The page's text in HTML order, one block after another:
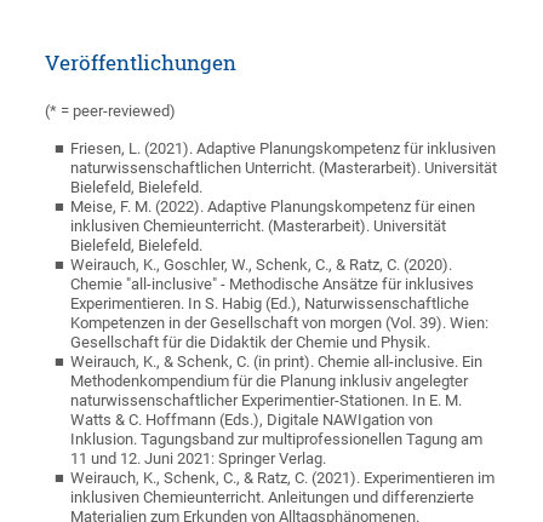
Veröffentlichungen
(* = peer-reviewed)
Friesen, L. (2021). Adaptive Planungskompetenz für inklusiven
naturwissenschaftlichen Unterricht. (Masterarbeit). Universität
Bielefeld, Bielefeld.
Meise, F. M. (2022). Adaptive Planungskompetenz für einen
inklusiven Chemieunterricht. (Masterarbeit). Universität
Bielefeld, Bielefeld.
Weirauch, K., Goschler, W., Schenk, C., & Ratz, C. (2020).
Chemie "all-inclusive" - Methodische Ansätze für inklusives
Experimentieren. In S. Habig (Ed.), Naturwissenschaftliche
Kompetenzen in der Gesellschaft von morgen (Vol. 39). Wien:
Gesellschaft für die Didaktik der Chemie und Physik.
Weirauch, K., & Schenk, C. (in print). Chemie all-inclusive. Ein
Methodenkompendium für die Planung inklusiv angelegter
naturwissenschaftlicher Experimentier-Stationen. In E. M.
Watts & C. Hoffmann (Eds.), Digitale NAWIgation von
Inklusion. Tagungsband zur multiprofessionellen Tagung am
11 und 12. Juni 2021: Springer Verlag.
Weirauch, K., Schenk, C., & Ratz, C. (2021). Experimentieren im
inklusiven Chemieunterricht. Anleitungen und differenzierte
Materialien zum Erkunden von Alltagsphänomenen.